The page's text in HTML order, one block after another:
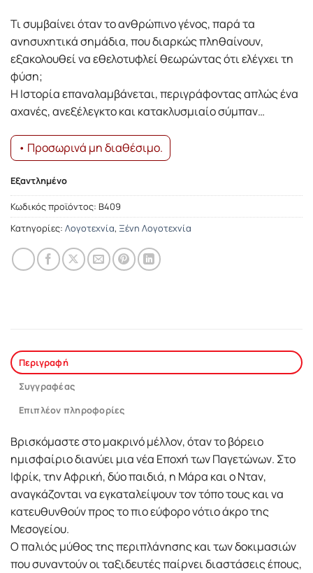
Τι συμβαίνει όταν το ανθρώπινο γένος, παρά τα
ανησυχητικά σημάδια, που διαρκώς πληθαίνουν,
εξακολουθεί να εθελοτυφλεί θεωρώντας ότι ελέγχει τη
φύση;
Η Ιστορία επαναλαμβάνεται, περιγράφοντας απλώς ένα
αχανές, ανεξέλεγκτο και κατακλυσμιαίο σύμπαν…
• Προσωρινά μη διαθέσιμο.
Εξαντλημένο
Κωδικός προϊόντος: Β409
Κατηγορίες: Λογοτεχνία, Ξένη Λογοτεχνία
Περιγραφή
Συγγραφέας
Επιπλέον πληροφορίες
Βρισκόμαστε στο μακρινό μέλλον, όταν το βόρειο
ημισφαίριο διανύει μια νέα Εποχή των Παγετώνων. Στο
Ιφρίκ, την Αφρική, δύο παιδιά, η Μάρα και ο Νταν,
αναγκάζονται να εγκαταλείψουν τον τόπο τους και να
κατευθυνθούν προς το πιο εύφορο νότιο άκρο της
Μεσογείου.
Ο παλιός μύθος της περιπλάνησης και των δοκιμασιών
που συναντούν οι ταξιδευτές παίρνει διαστάσεις έπους,